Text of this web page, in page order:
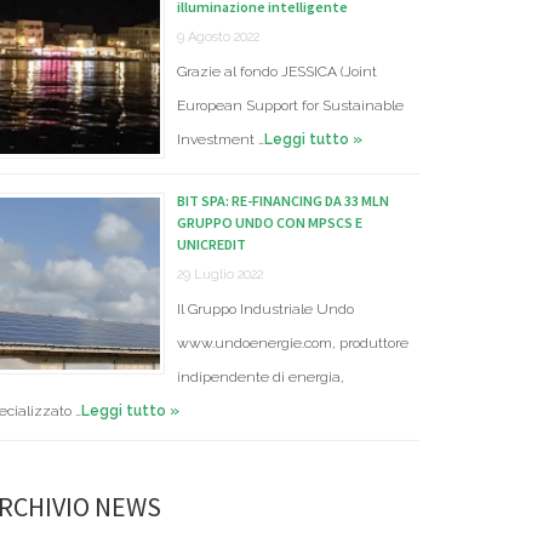
illuminazione intelligente
9 Agosto 2022
Grazie al fondo JESSICA (Joint
European Support for Sustainable
Investment …Leggi tutto »
BIT SPA: RE-FINANCING DA 33 MLN
GRUPPO UNDO CON MPSCS E
UNICREDIT
29 Luglio 2022
Il Gruppo Industriale Undo
www.undoenergie.com, produttore
indipendente di energia,
…Leggi tutto »
NEWS